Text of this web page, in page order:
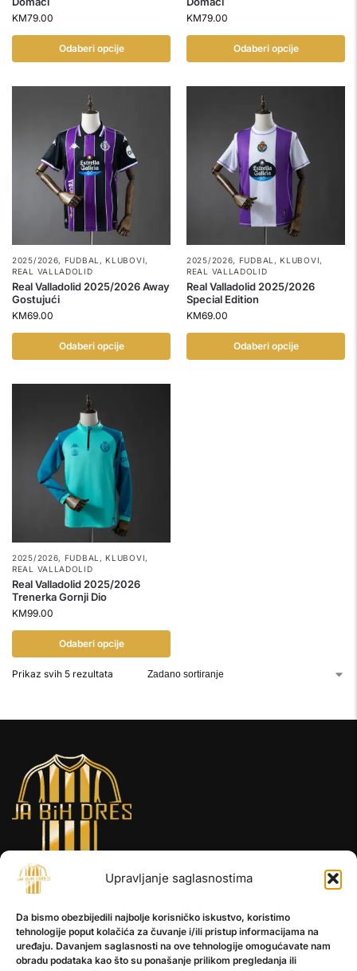
Upravljanje saglasnostima
Da bismo obezbijedili najbolje korisničko iskustvo, koristimo
tehnologije poput kolačića za čuvanje i/ili pristup informacijama na
uređaju. Davanjem saglasnosti na ove tehnologije omogućavate nam
obradu podataka kao što su ponašanje prilikom pregledanja ili
KM79.00
Odaberi opcije
KM79.00
Odaberi opcije
2025/2026, FUDBAL ,KLUBOVI,
REAL VALLADOLID
Real Valladolid 2025/2026 Away
Gostujući
KM69.00
Odaberi opcije
2025/2026, FUDBAL ,KLUBOVI,
REAL VALLADOLID
Real Valladolid 2025/2026
Special Edition
KM69.00
Odaberi opcije
2025/2026, FUDBAL ,KLUBOVI,
REAL VALLADOLID
Real Valladolid 2025/2026
Trenerka Gornji Dio
KM99.00
Odaberi opcije
Prikaz svih 5 rezultata
INFORMACIJE
O nama
Kontakt